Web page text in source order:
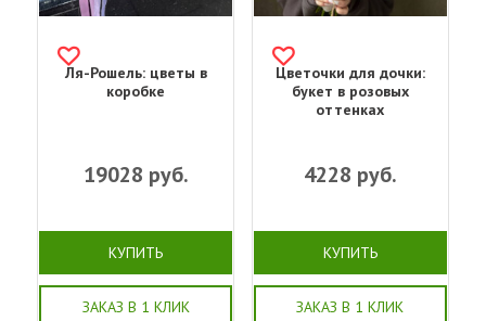
Ля-Рошель: цветы в
коробке
19028 руб.
КУПИТЬ
ЗАКАЗ В 1 КЛИК
Цветочки для дочки:
букет в розовых
оттенках
4228 руб.
КУПИТЬ
ЗАКАЗ В 1 КЛИК